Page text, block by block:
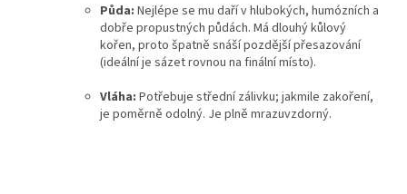
Půda: Nejlépe se mu daří v hlubokých, humózních a
dobře propustných půdách. Má dlouhý kůlový
kořen, proto špatně snáší pozdější přesazování
(ideální je sázet rovnou na finální místo).
Vláha: Potřebuje střední zálivku; jakmile zakoření,
je poměrně odolný. Je plně mrazuvzdorný.